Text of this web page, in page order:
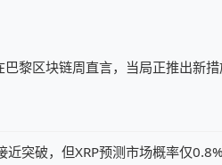
黎区块链周直言，当局正推出新
突破，但XRP预测市场概率仅